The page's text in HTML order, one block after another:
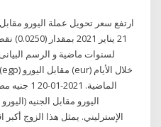
ارتفع سعر تحويل عملة اليورو
لسنوات ماضية و الرسم
الإسترليني. يمثل هذا الزوج